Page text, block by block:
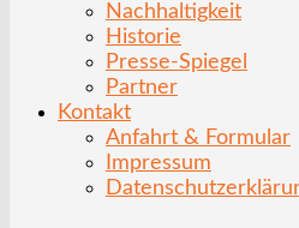
Nachhaltigkeit
Historie
Presse-Spiegel
Partner
Kontakt
Anfahrt & Formular
Impressum